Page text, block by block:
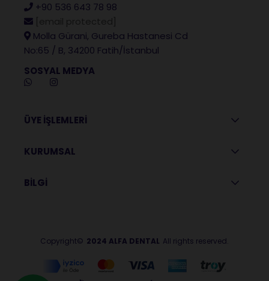
+90 536 643 78 98
Molla Gürani, Gureba Hastanesi Cd
No:65 / B, 34200 Fatih/İstanbul
SOSYAL MEDYA
ÜYE İŞLEMLERİ
KURUMSAL
BİLGİ
Copyright© 2024 ALFA DENTAL All rights reserved.